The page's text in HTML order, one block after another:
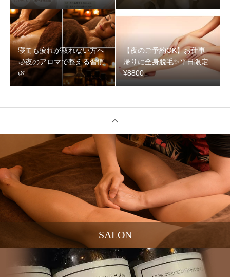
寝ても疲れが取れない方へ
🌙夜のアロマで整える習慣
🌿‬
【夜のご予約OK】お仕事
帰りに全身脱毛✨️平日限定
¥8800
SALON